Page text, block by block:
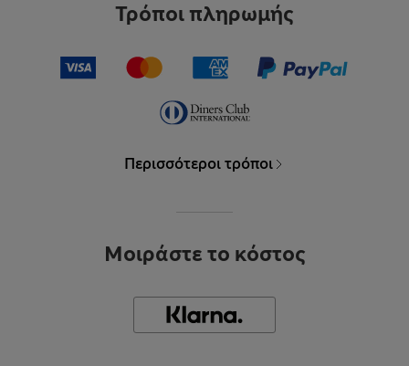
Τρόποι πληρωμής
Περισσότεροι τρόποι
Μοιράστε το κόστος